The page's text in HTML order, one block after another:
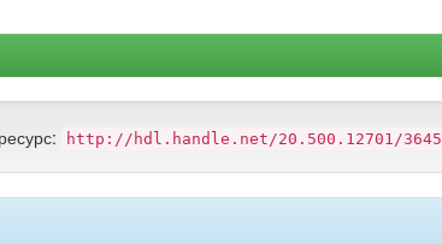
http://hdl.handle.net/20.500.12701/3645